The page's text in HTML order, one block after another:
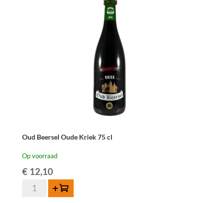
Oud Beersel Oude Kriek 75 cl
Op voorraad
€12,10
Oud
Toevoegen